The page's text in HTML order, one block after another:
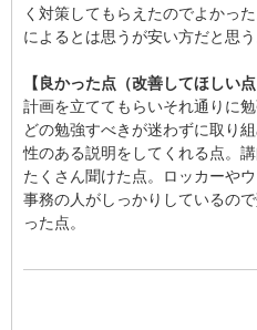
く対策してもらえたのでよかっ
によるとは思うが安い方だと思う
【良かった点（改善してほしい点
計画を立ててもらいそれ通りに
どの勉強すべきが迷わずに取り
性のある説明をしてくれる点。
たくさん聞けた点。ロッカーや
事務の人がしっかりしているの
った点。